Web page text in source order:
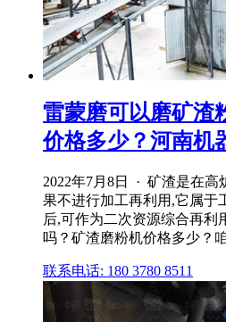
雷蒙磨可以磨矿渣
价格多少？河南机
2022年7月8日 · 矿渣是在高
果不进行加工再利用,它属于
后,可作为二次资源综合再利
吗？矿渣磨粉机价格多少？
联系电话: 180 3780 8511